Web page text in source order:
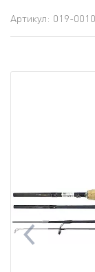
Артикул: 019-0010